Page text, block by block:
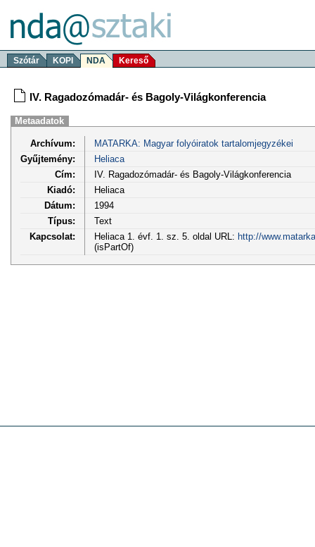
Szótár KOPI NDA Kereső
IV. Ragadozómadár- és Bagoly-Világkonferencia
Metaadatok
Archívum:
MATARKA: Magyar folyóiratok tartalomjegyzékei
Gyűjtemény:
Heliaca
Cím:
IV. Ragadozómadár- és Bagoly-Világkonferencia
Kiadó:
Heliaca
Dátum:
1994
Típus:
Text
Kapcsolat:
Heliaca 1. évf. 1. sz. 5. oldal URL: http://
(isPartOf)